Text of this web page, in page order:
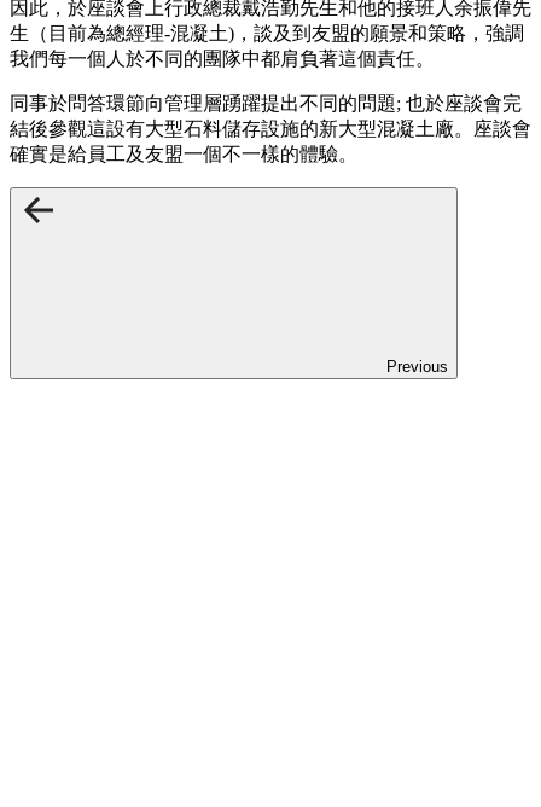
因此，於座談會上行政總裁戴浩勤先生和他的接班人余振偉先
生（目前為總經理-混凝土)，談及到友盟的願景和策略，強調
我們每一個人於不同的團隊中都肩負著這個責任。
同事於問答環節向管理層踴躍提出不同的問題; 也於座談會完
結後參觀這設有大型石料儲存設施的新大型混凝土廠。座談會
確實是給員工及友盟一個不一樣的體驗。
Previous